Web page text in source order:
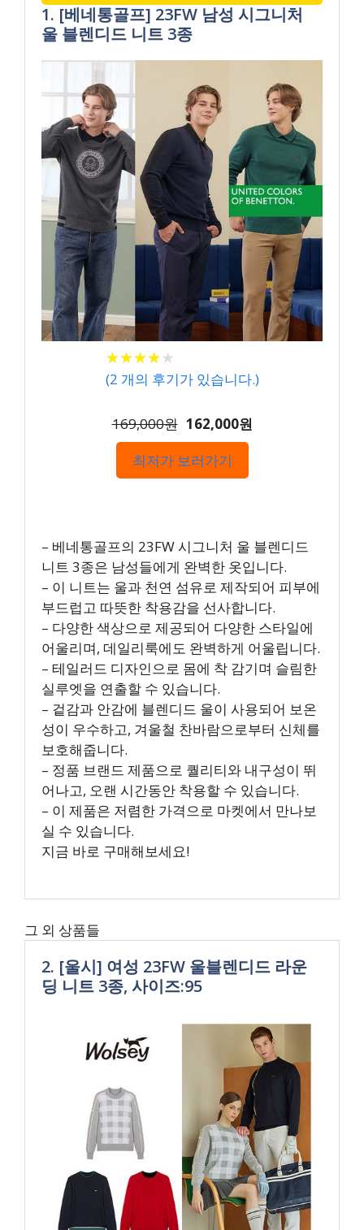
1. [베네통골프] 23FW 남성 시그니처
울 블렌디드 니트 3종
★★★★★
★★★★★
(2 개의 후기가 있습니다.)
169,000원 162,000원
최저가 보러가기
– 베네통골프의 23FW 시그니처 울 블렌디드
니트 3종은 남성들에게 완벽한 옷입니다.
– 이 니트는 울과 천연 섬유로 제작되어 피부에
부드럽고 따뜻한 착용감을 선사합니다.
– 다양한 색상으로 제공되어 다양한 스타일에
어울리며, 데일리룩에도 완벽하게 어울립니다.
– 테일러드 디자인으로 몸에 착 감기며 슬림한
실루엣을 연출할 수 있습니다.
– 겉감과 안감에 블렌디드 울이 사용되어 보온
성이 우수하고, 겨울철 찬바람으로부터 신체를
보호해줍니다.
– 정품 브랜드 제품으로 퀄리티와 내구성이 뛰
어나고, 오랜 시간동안 착용할 수 있습니다.
– 이 제품은 저렴한 가격으로 마켓에서 만나보
실 수 있습니다.
지금 바로 구매해보세요!
그 외 상품들
2. [울시] 여성 23FW 울블렌디드 라운
딩 니트 3종, 사이즈:95